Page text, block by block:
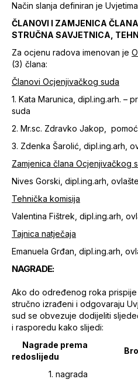
Način slanja definiran je
ČLANOVI I ZAMJENICA
STRUČNA SAVJETNICA,
Za ocjenu radova imenovan je
(3) člana:
Članovi Ocjenjivačkog suda
1. Kata Marunica, dipl.ing.arh. –
suda
2. Mr.sc. Zdravko Jakop,
3. Zdenka Šarolić, dipl.ing.arh,
Zamjenica člana Ocjenjivačkog
Nives Gorski, dipl.ing.arh,
Tehnička komisija
Valentina Fištrek, dipl.ing.arh,
Tajnica natječaja
Emanuela Grđan, dipl.ing.arh,
NAGRADE:
Ako do određenog roka prispije
stručno izrađeni i odgovaraju
sud se obvezuje dodijeliti
i rasporedu kako slijedi:
Nagrade prema
redoslijedu
1. nagrada